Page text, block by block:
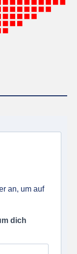
an, um auf
dich